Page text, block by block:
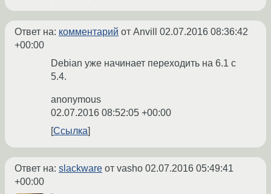
Ответ на: комментарий от Anvill 02.07.2016 08:36:42
+00:00
Debian уже начинает переходить на 6.1 с
5.4.
anonymous
02.07.2016 08:52:05 +00:00
Ссылка
Ответ на: slackware от vasho 02.07.2016 05:49:41
+00:00